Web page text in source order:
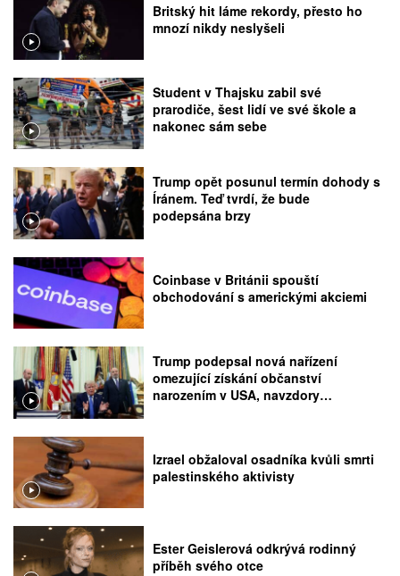
Britský hit láme rekordy, přesto ho
mnozí nikdy neslyšeli
Student v Thajsku zabil své
prarodiče, šest lidí ve své škole a
nakonec sám sebe
Trump opět posunul termín dohody s
Íránem. Teď tvrdí, že bude
podepsána brzy
Coinbase v Británii spouští
obchodování s americkými akciemi
Trump podepsal nová nařízení
omezující získání občanství
narozením v USA, navzdory
Izrael obžaloval osadníka kvůli smrti
palestinského aktivisty
Ester Geislerová odkrývá rodinný
příběh svého otce